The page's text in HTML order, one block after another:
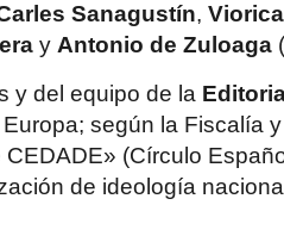
Sanagustín,
y Antonio de Zuloaga
y del equipo de la
según la Fiscalía
(Círculo
de ideología